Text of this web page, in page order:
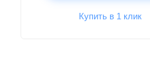
Купить в 1 клик